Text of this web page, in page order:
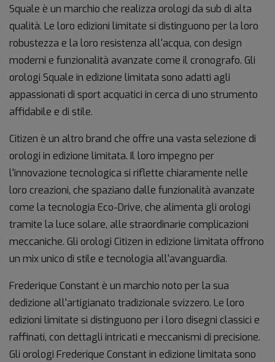
Squale è un marchio che realizza orologi da sub di alta
qualità. Le loro edizioni limitate si distinguono per la loro
robustezza e la loro resistenza all'acqua, con design
moderni e funzionalità avanzate come il cronografo. Gli
orologi Squale in edizione limitata sono adatti agli
appassionati di sport acquatici in cerca di uno strumento
affidabile e di stile.
Citizen è un altro brand che offre una vasta selezione di
orologi in edizione limitata. Il loro impegno per
l'innovazione tecnologica si riflette chiaramente nelle
loro creazioni, che spaziano dalle funzionalità avanzate
come la tecnologia Eco-Drive, che alimenta gli orologi
tramite la luce solare, alle straordinarie complicazioni
meccaniche. Gli orologi Citizen in edizione limitata offrono
un mix unico di stile e tecnologia all'avanguardia.
Frederique Constant è un marchio noto per la sua
dedizione all'artigianato tradizionale svizzero. Le loro
edizioni limitate si distinguono per i loro disegni classici e
raffinati, con dettagli intricati e meccanismi di precisione.
Gli orologi Frederique Constant in edizione limitata sono